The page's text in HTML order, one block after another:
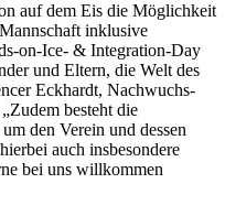
auf dem Eis die Möglichkeit
inklusive
on-Ice- & Integration-Day
und Eltern, die Welt des
Eckhardt, Nachwuchs-
besteht die
den Verein und dessen
auch insbesondere
bei uns willkommen